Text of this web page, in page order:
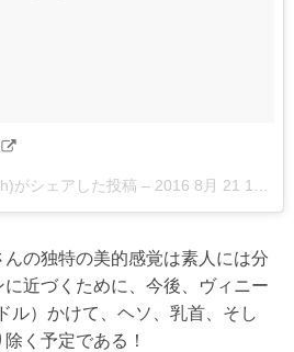
がシェアした投稿 – 2016 8月 21 12:10午後 PDT
の独特の美的感覚は素人には分
近づくために、今後、ヴィニー
ル）かけて、ヘソ、乳首、そし
く予定である！